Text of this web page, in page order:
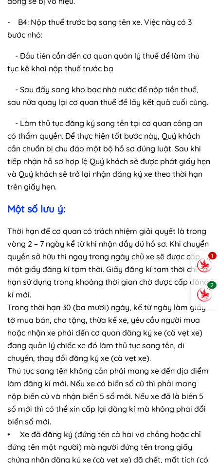
- B4: Nộp thuế trước bạ sang tên xe. Việc này có 3
bước nhỏ:
- Đầu tiên cần đến cơ quan quản lý thuế để làm thủ
tục kê khai nộp thuế trước bạ
- Sau đấy sang kho bạc nhà nước để nộp tiền thuế,
sau nữa quay lại cơ quan thuế để lấy kết quả cuối cùng.
- Làm thủ tục đăng ký sang tên tại cơ quan công an
có thẩm quyền. Để thực hiện tốt bước này, Quý khách
cần chuẩn bị chu đáo một bộ hồ sơ đúng luật. Sau khi
tiếp nhận hồ sơ hợp lệ Quý khách sẽ được phát giấy hẹn
và Quý khách sẽ trở lại nhận đăng ký xe theo thời hạn
trên giấy hẹn.
Một số lưu ý:
Thời hạn để cơ quan có trách nhiệm giải quyết là trong
vòng 2 – 7 ngày kể từ khi nhận đầy đủ hồ sơ. Khi chuyển
quyền sở hữu thì ngay trong ngày chủ xe sẽ được cấp
một giấy đăng kí tạm thời. Giấy đăng kí tạm thời chỉ có
hạn sử dụng trong khoảng thời gian chờ được cấp đăng
kí mới.
Trong thời hạn 30 (ba mươi) ngày, kể từ ngày làm giấy
tờ mua bán, cho tặng, thừa kế xe, yêu cầu người mua
hoặc nhận xe phải đến cơ quan đăng ký xe (cà vẹt xe)
đang quản lý chiếc xe đó làm thủ tục sang tên, di
chuyển, thay đổi đăng ký xe (cà vẹt xe).
Thủ tục sang tên không cần phải mang xe đến địa điểm
làm đăng kí mới. Nếu xe có biển số cũ thì phải mang
nộp biển cũ và nhận biển 5 số mới. Nếu xe đã là biển 5
số mới thì có thể xin cấp lại đăng kí mà không phải đổi
biển số mới.
• Xe đã đăng ký (đứng tên cả hai vợ chồng hoặc chỉ
đứng tên một người) mà người đứng tên trong giấy
chứng nhận đăng ký xe (cà vẹt xe) đã chết, mất tích (có
1
2